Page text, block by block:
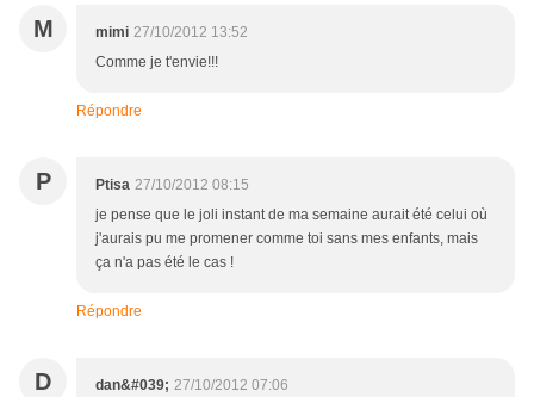
M mimi 27/10/2012 13:52
Comme je t'envie!!!
Répondre
P Ptisa 27/10/2012 08:15
je pense que le joli instant de ma semaine aurait été celui où
j'aurais pu me promener comme toi sans mes enfants, mais
ça n'a pas été le cas !
Répondre
D dan&#039; 27/10/2012 07:06